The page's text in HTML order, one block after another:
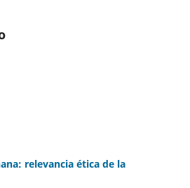
relevancia ética de la